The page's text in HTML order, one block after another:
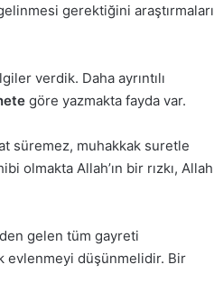
gerektiğini araştırmaları
verdik. Daha ayrıntılı
göre yazmakta fayda var.
süremez, muhakkak suretle
olmakta Allah’ın bir rızkı, Allah
gelen tüm gayreti
evlenmeyi düşünmelidir. Bir